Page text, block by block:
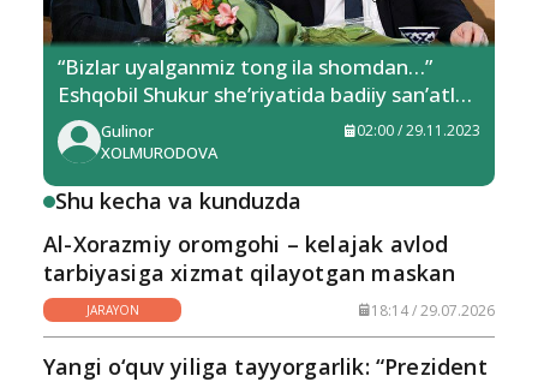
“Bizlar uyalganmiz tong ila shomdan…”
Eshqobil Shukur she’riyatida badiiy san’atlar
ifodasiGulinor
XOLMURODOVA
02:00 / 29.11.2023
Shu kecha va kunduzda
Al-Xorazmiy oromgohi – kelajak avlod
tarbiyasiga xizmat qilayotgan maskan
JARAYON 18:14 / 29.07.2026
Yangi o‘quv yiliga tayyorgarlik: “Prezident